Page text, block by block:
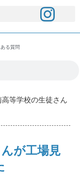
ある質問
等学校の生徒さん
が工場見